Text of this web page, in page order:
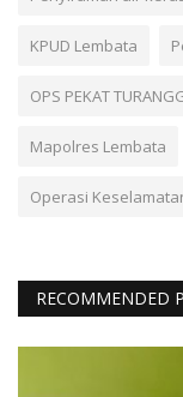
KPUD Lembata
OPS PEKAT
Mapolres Lembata
Operasi
RECOMMENDED